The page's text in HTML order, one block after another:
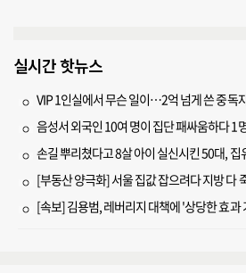
실시간 핫뉴스
VIP 1인실에서 무슨 일이…2억 넘게 쓴 중독
음성서 외국인 10여 명이 집단 패싸움하다 1
손길 뿌리쳤다고 8살 아이 실신시킨 50대, 집
[부동산 양극화] 서울 집값 잡으려다 지방